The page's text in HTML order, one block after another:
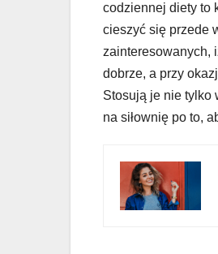
codziennej diety to
cieszyć się przede
zainteresowanych,
dobrze, a przy
Stosują je nie tylko
na siłownię po to,